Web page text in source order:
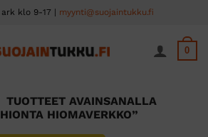
ark klo 9-17 | myynti@suojaintukku.fi
0
TUOTTEET AVAINSANALLA
HIOMAVERKKO”